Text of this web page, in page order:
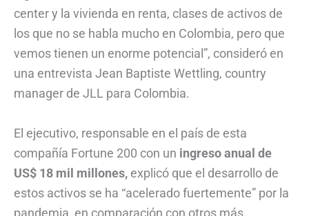
center y la vivienda en renta, clases de activos de
los que no se habla mucho en Colombia, pero que
vemos tienen un enorme potencial”, consideró en
una entrevista Jean Baptiste Wettling, country
manager de JLL para Colombia.
El ejecutivo, responsable en el país de esta
compañía Fortune 200 con un ingreso anual de
US$ 18 mil millones, explicó que el desarrollo de
estos activos se ha “acelerado fuertemente” por la
pandemia, en comparación con otros más